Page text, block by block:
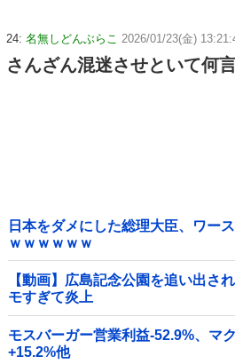
24: 名無しどんぶらこ 2026/01/23(金)
さんざん混迷させといて何
日本をダメにした総理大臣、ワー
ｗｗｗｗｗｗ
【動画】広島記念公園を追い出さ
モすぎて炎上
モスバーガー営業利益-52.9%、マ
+15.2%他